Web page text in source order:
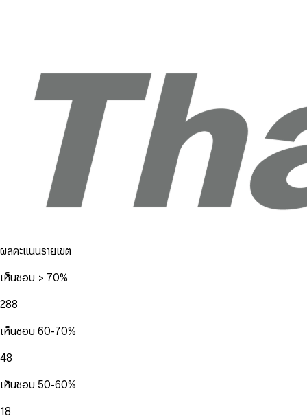
ผลคะแนนรายเขต
เห็นชอบ > 70%
288
เห็นชอบ 60-70%
48
เห็นชอบ 50-60%
18